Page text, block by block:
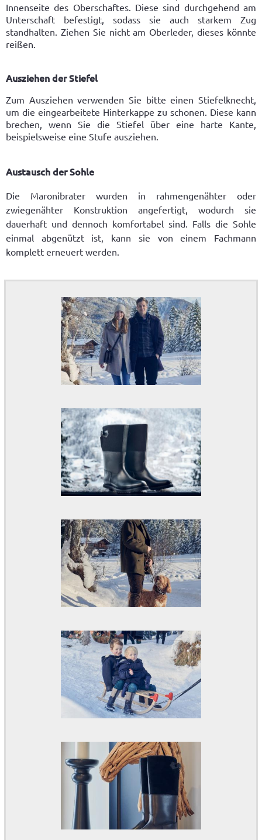
Innenseite des Oberschaftes. Diese sind durchgehend am
Unterschaft befestigt, sodass sie auch starkem Zug
standhalten. Ziehen Sie nicht am Oberleder, dieses könnte
reißen.
Ausziehen der Stiefel
Zum Ausziehen verwenden Sie bitte einen Stiefelknecht,
um die eingearbeitete Hinterkappe zu schonen. Diese kann
brechen, wenn Sie die Stiefel über eine harte Kante,
beispielsweise eine Stufe ausziehen.
Austausch der Sohle
Die Maronibrater wurden in rahmengenähter oder
zwiegenähter Konstruktion angefertigt, wodurch sie
dauerhaft und dennoch komfortabel sind. Falls die Sohle
einmal abgenützt ist, kann sie von einem Fachmann
komplett erneuert werden.